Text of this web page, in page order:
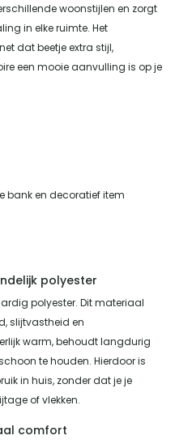
woonstijlen en zorgt
in elke ruimte. Het
dat beetje extra stijl,
een mooie aanvulling is op je
bank en decoratief item
polyester
polyester. Dit materiaal
slijtvastheid en
warm, behoudt langdurig
te houden. Hierdoor is
in huis, zonder dat je je
of vlekken.
comfort